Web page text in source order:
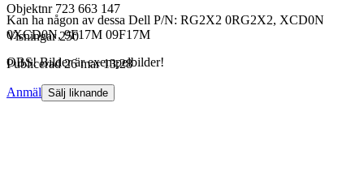
Kan ha någon av dessa Dell P/N: RG2X2 0RG2X2, XCD0N
0XCD0N, 9F17M 09F17M
OBS! Bilder är exempelbilder!
Objektnr 723 663 147
Visningar 250
Publicerad 26 mar 13:28
Anmäl Sälj liknande